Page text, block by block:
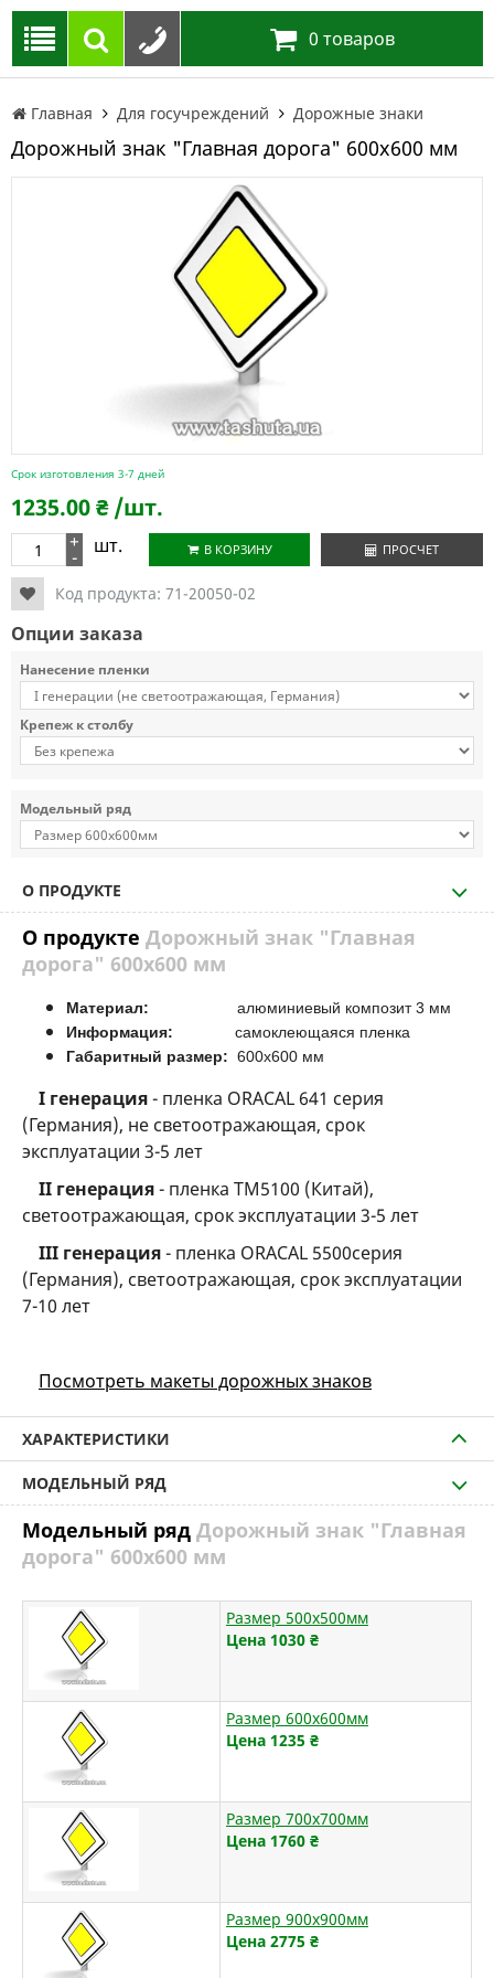
0 товаров
Главная Для госучреждений Дорожные знаки
Дорожный знак "Главная дорога" 600х600 мм
Срок изготовления 3-7 дней
1235.00₴ /шт.
+
- шт. В КОРЗИНУ ПРОСЧЕТ
Код продукта: 71-20050-02
Опции заказа
Нанесение пленки
Крепеж к столбу
Модельный ряд
О ПРОДУКТЕ
О продукте Дорожный знак "Главная
дорога" 600х600 мм
Материал: алюминиевый композит 3 мм
Информация: самоклеющаяся пленка
Габаритный размер: 600х600 мм
I генерация- пленка ORACAL 641 серия
(Германия), не светоотражающая, срок
эксплуатации 3-5 лет
II генерация- пленка TM5100 (Китай),
светоотражающая, срок эксплуатации 3-5 лет
III генерация- пленка ORACAL 5500серия
(Германия), светоотражающая, срок эксплуатации
7-10 лет
Посмотреть макеты дорожных знаков
ХАРАКТЕРИСТИКИ
МОДЕЛЬНЫЙ РЯД
Модельный ряд Дорожный знак "Главная
дорога" 600х600 мм
Размер 500х500мм
Цена 1030 ₴
Размер 600х600мм
Цена 1235 ₴
Размер 700х700мм
Цена 1760 ₴
Размер 900х900мм
Цена 2775 ₴